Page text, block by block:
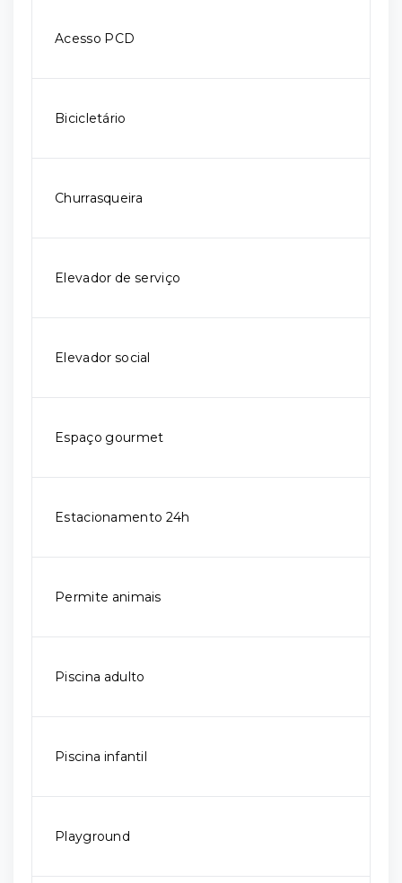
Acesso PCD
Bicicletário
Churrasqueira
Elevador de serviço
Elevador social
Espaço gourmet
Estacionamento 24h
Permite animais
Piscina adulto
Piscina infantil
Playground